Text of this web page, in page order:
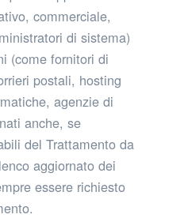
commerciale,
di sistema)
(come fornitori di
postali, hosting
agenzie di
anche, se
del Trattamento da
aggiornato dei
essere richiesto